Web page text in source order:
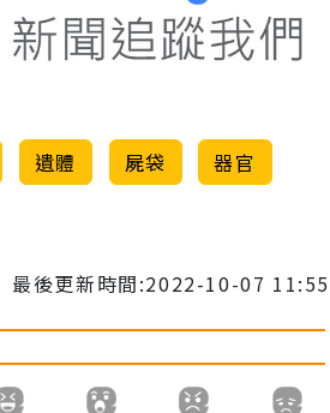
遺體 屍袋 器官
最後更新時間:2022-10-07 11:55